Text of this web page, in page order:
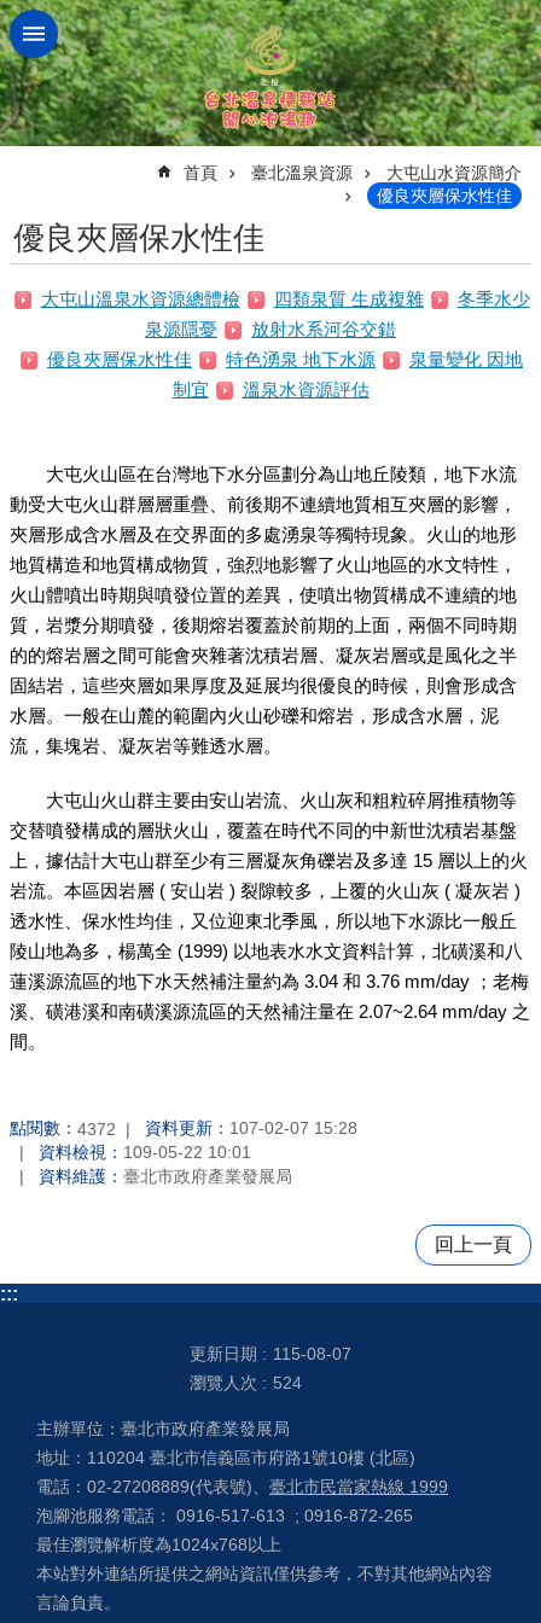
跳到主要內容區塊
首頁 臺北溫泉資源
大屯山水資源簡介
優良夾層保水性佳
優良夾層保水性佳
大屯山溫泉水資源總體檢 四類泉質 生成複雜
冬季水少
泉源隱憂
放射水系河谷交錯
優良夾層保水性佳
特色湧泉 地下水源
泉量變化 因地
制宜
溫泉水資源評估
大屯火山區在台灣地下水分區劃分為山地丘陵類，地下水流
動受大屯火山群層層重疊、前後期不連續地質相互夾層的影響，
夾層形成含水層及在交界面的多處湧泉等獨特現象。火山的地形
地質構造和地質構成物質，強烈地影響了火山地區的水文特性，
火山體噴出時期與噴發位置的差異，使噴出物質構成不連續的地
質，岩漿分期噴發，後期熔岩覆蓋於前期的上面，兩個不同時期
的的熔岩層之間可能會夾雜著沈積岩層、凝灰岩層或是風化之半
固結岩，這些夾層如果厚度及延展均很優良的時候，則會形成含
水層。一般在山麓的範圍內火山砂礫和熔岩，形成含水層，泥
流，集塊岩、凝灰岩等難透水層。
大屯山火山群主要由安山岩流、火山灰和粗粒碎屑推積物等
交替噴發構成的層狀火山，覆蓋在時代不同的中新世沈積岩基盤
上，據估計大屯山群至少有三層凝灰角礫岩及多達 15 層以上的火
岩流。本區因岩層 ( 安山岩 ) 裂隙較多，上覆的火山灰 ( 凝灰岩 )
透水性、保水性均佳，又位迎東北季風，所以地下水源比一般丘
陵山地為多，楊萬全 (1999) 以地表水水文資料計算，北磺溪和八
蓮溪源流區的地下水天然補注量約為 3.04 和 3.76 mm/day ；老梅
溪、磺港溪和南磺溪源流區的天然補注量在 2.07~2.64 mm/day 之
間。
點閱數： 4372 資料更新： 107-02-07 15:28
資料檢視： 109-05-22 10:01
資料維護： 臺北市政府產業發展局
回上一頁
:::
更新日期
115-08-07
瀏覽人次
524
主辦單位：臺北市政府產業發展局
地址：110204 臺北市信義區市府路1號10樓 (北區)
電話：02-27208889(代表號)、 臺北市民當家熱線 1999
泡腳池服務電話： 0916-517-613 ; 0916-872-265
最佳瀏覽解析度為1024x768以上
本站對外連結所提供之網站資訊僅供參考，不對其他網站內容
言論負責。